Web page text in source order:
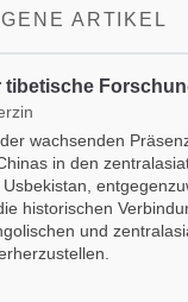
ARTIKEL
tibetische
wachsenden
in den
historischen
und